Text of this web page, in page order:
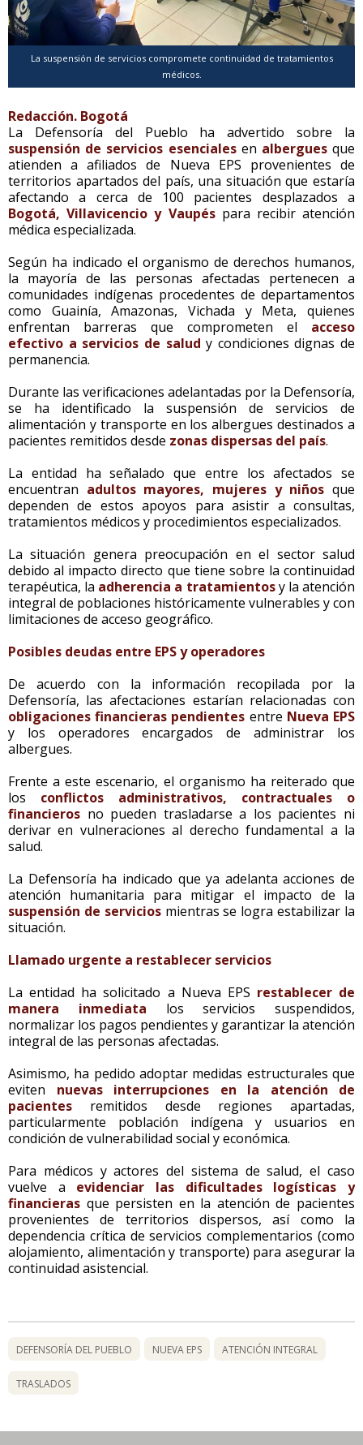
La suspensión de servicios compromete continuidad de tratamientos
médicos.
Redacción. Bogotá
La Defensoría del Pueblo ha advertido sobre la
suspensión de servicios esencialesen alberguesque
atienden a afiliados de Nueva EPS provenientes de
territorios apartados del país, una situación que estaría
afectando a cerca de 100 pacientes desplazados a
Bogotá, Villavicencio y Vaupéspara recibir atención
médica especializada.
Según ha indicado el organismo de derechos humanos,
la mayoría de las personas afectadas pertenecen a
comunidades indígenas procedentes de departamentos
como Guainía, Amazonas, Vichada y Meta, quienes
enfrentan barreras que comprometen el acceso
efectivo a servicios de salud y condiciones dignas de
permanencia.
Durante las verificaciones adelantadas por la Defensoría,
se ha identificado la suspensión de servicios de
alimentación y transporte en los albergues destinados a
pacientes remitidos desde zonas dispersas del país.
La entidad ha señalado que entre los afectados se
encuentran adultos mayores, mujeres y niños que
dependen de estos apoyos para asistir a consultas,
tratamientos médicos y procedimientos especializados.
La situación genera preocupación en el sector salud
debido al impacto directo que tiene sobre la continuidad
terapéutica, la adherencia a tratamientosy la atención
integral de poblaciones históricamente vulnerables y con
limitaciones de acceso geográfico.
Posibles deudas entre EPS y operadores
De acuerdo con la información recopilada por la
Defensoría, las afectaciones estarían relacionadas con
obligaciones financieras pendientes entre Nueva EPS
y los operadores encargados de administrar los
albergues.
Frente a este escenario, el organismo ha reiterado que
los conflictos administrativos, contractuales o
financieros no pueden trasladarse a los pacientes ni
derivar en vulneraciones al derecho fundamental a la
salud.
La Defensoría ha indicado que ya adelanta acciones de
atención humanitaria para mitigar el impacto de la
suspensión de serviciosmientras se logra estabilizar la
situación.
Llamado urgente a restablecer servicios
La entidad ha solicitado a Nueva EPS restablecer de
manera inmediata los servicios suspendidos,
normalizar los pagos pendientes y garantizar la atención
integral de las personas afectadas.
Asimismo, ha pedido adoptar medidas estructurales que
eviten nuevas interrupciones en la atención de
pacientes remitidos desde regiones apartadas,
particularmente población indígena y usuarios en
condición de vulnerabilidad social y económica.
Para médicos y actores del sistema de salud, el caso
vuelve a evidenciar las dificultades logísticas y
financieras que persisten en la atención de pacientes
provenientes de territorios dispersos, así como la
dependencia crítica de servicios complementarios (como
alojamiento, alimentación y transporte) para asegurar la
continuidad asistencial.
DEFENSORÍA DEL PUEBLO NUEVA EPS ATENCIÓN INTEGRAL
TRASLADOS